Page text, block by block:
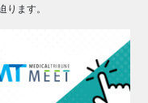
ります。